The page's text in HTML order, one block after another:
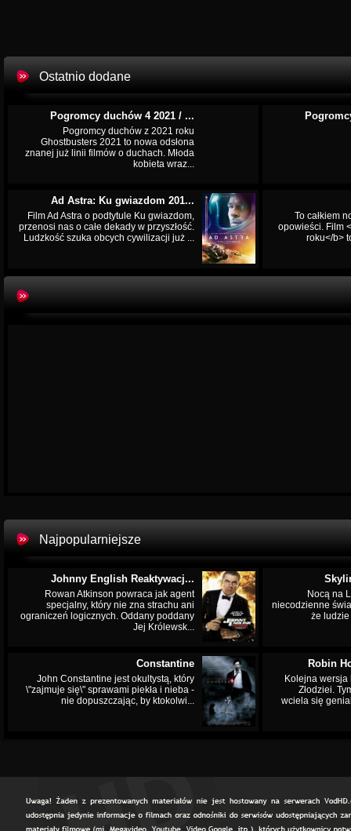
Ostatnio dodane
Pogromcy duchów 4 2021 / ...
Pogromcy duchów z 2021 roku
Ghostbusters 2021 to nowa odsłona
znanej już linii filmów o duchach. Młoda
kobieta wraz...
Ad Astra: Ku gwiazdom 201...
Film Ad Astra o podtytule Ku gwiazdom,
przenosi nas o całe dekady w przyszłość.
Ludzkość szuka obcych cywilizacji już ...
To całkiem
opowieści. Film
roku</b>
Najpopularniejsze
Johnny English Reaktywacj...
Rowan Atkinson powraca jak agent
specjalny, który nie zna strachu ani
ograniczeń logicznych. Oddany poddany
Jej Królewsk...
Nocą na
niecodzienne
że
Constantine
John Constantine jest okultystą, który
\"zajmuje się\" sprawami piekła i nieba -
nie dopuszczając, by ktokolwi...
Robin
Kolejna wersja
Złodziei.
wciela się